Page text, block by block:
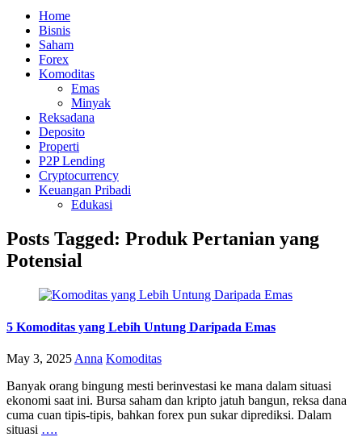
Home
Bisnis
Saham
Forex
Komoditas
Emas
Minyak
Reksadana
Deposito
Properti
P2P Lending
Cryptocurrency
Keuangan Pribadi
Edukasi
Posts Tagged: Produk Pertanian yang
Potensial
5 Komoditas yang Lebih Untung Daripada Emas
May 3, 2025 Anna Komoditas
Banyak orang bingung mesti berinvestasi ke mana dalam situasi
ekonomi saat ini. Bursa saham dan kripto jatuh bangun, reksa dana
cuma cuan tipis-tipis, bahkan forex pun sukar diprediksi. Dalam
situasi ….